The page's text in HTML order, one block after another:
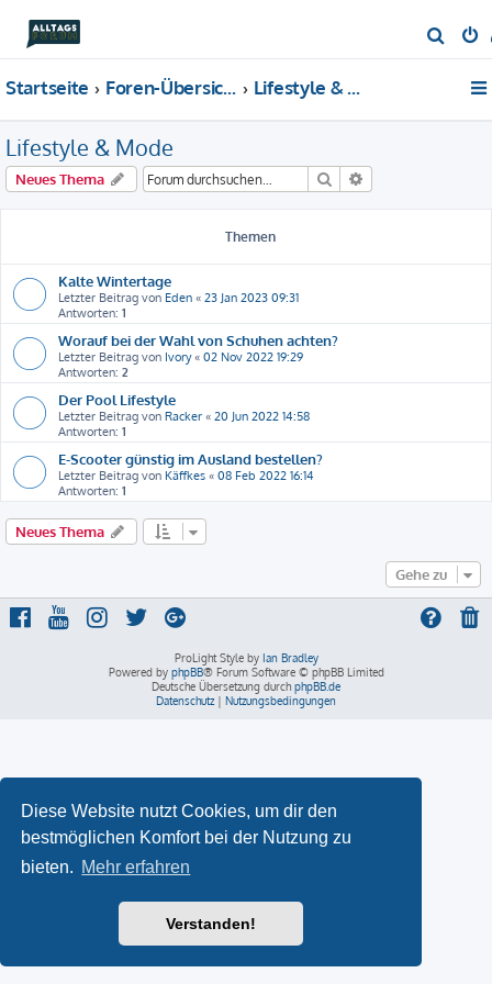
Diese Website nutzt Cookies, um dir den
bestmöglichen Komfort bei der Nutzung zu
bieten. Mehr erfahren
Verstanden!
u
Startseite Foren-Übersicht Lifestyle & Mode
Lifestyle & Mode
Neues Thema Suche
Themen
Kalte Wintertage
Letzter Beitrag von Eden « 23 Jan 2023 09:31
Antworten: 1
Worauf bei der Wahl von Schuhen achten?
Letzter Beitrag von Ivory« 02 Nov 2022 19:29
Antworten: 2
Der Pool Lifestyle
Letzter Beitrag von Racker « 20 Jun 2022 14:58
Antworten: 1
E-Scooter günstig im Ausland bestellen?
Letzter Beitrag von Käffkes « 08 Feb 2022 16:14
Antworten: 1
Neues Thema
Gehe zu
ProLight Style by Ian Bradley
Powered by phpBB® Forum Software © phpBB Limited
Deutsche Übersetzung durch phpBB.de
Datenschutz | Nutzungsbedingungen